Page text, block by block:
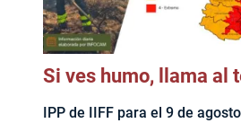
Si ves humo, llama al
IPP de IIFF para el 9 de